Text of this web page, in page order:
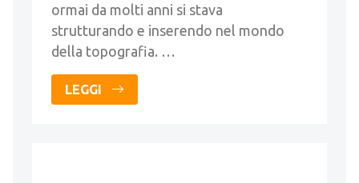
ormai da molti anni si stava
strutturando e inserendo nel mondo
della topografia. …
LEGGI